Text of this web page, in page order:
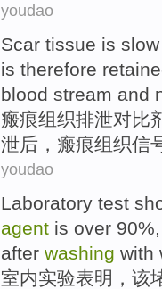
youdao
Scar tissue is slow
is therefore
blood stream and
瘢痕组织排泄对比
泄后，瘢痕组织信
youdao
Laboratory test
agent is over 90%,
after washing with
室内实验表明 ，该